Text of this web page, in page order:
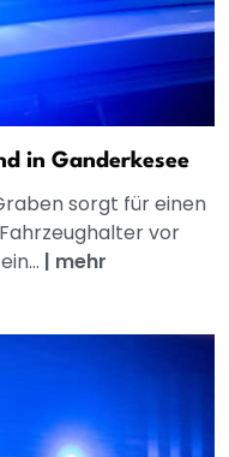
in Ganderkesee
sorgt für einen
vor
| mehr